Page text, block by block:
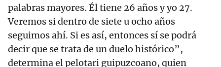
palabras mayores. Él tiene 26 años y yo 27.
Veremos si dentro de siete u ocho años
seguimos ahí. Si es así, entonces sí se podrá
decir que se trata de un duelo histórico”,
determina el pelotari guipuzcoano, quien